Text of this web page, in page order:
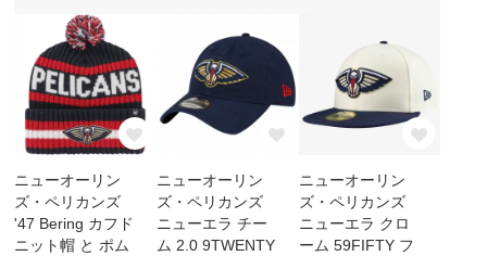
ニューオーリン
ズ・ペリカンズ
'47 Bering カフド
ニット帽 と ポム
ニューオーリン
ズ・ペリカンズ
ニューエラ チー
ム 2.0 9TWENTY
ニューオーリン
ズ・ペリカンズ
ニューエラ クロ
ーム 59FIFTY フ